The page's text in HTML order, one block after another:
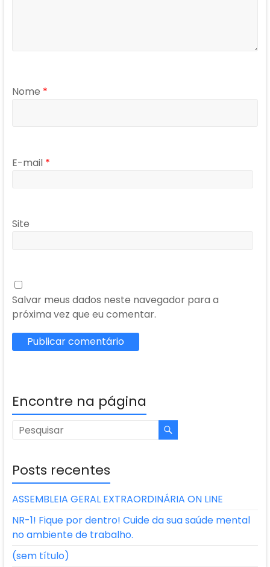
Nome *
E-mail *
Site
Salvar meus dados neste navegador para a
próxima vez que eu comentar.
Encontre na página
Posts recentes
ASSEMBLEIA GERAL EXTRAORDINÁRIA ON LINE
NR-1! Fique por dentro! Cuide da sua saúde mental
no ambiente de trabalho.
(sem título)